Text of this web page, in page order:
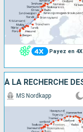
Payez en 4X
MS Nordkapp